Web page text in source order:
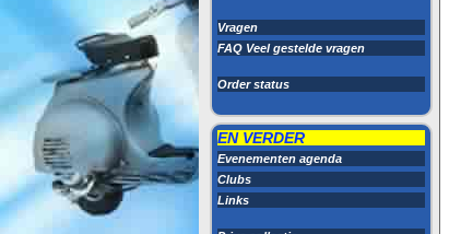
Vragen
FAQ Veel gestelde vragen
Order status
EN VERDER
Evenementen agenda
Clubs
Links